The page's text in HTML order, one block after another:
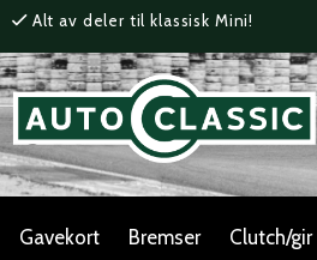
Alt av deler til klassisk Mini!
Gavekort Bremser Clutch/gir